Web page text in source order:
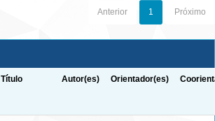
Anterior 1 Próximo
Título Autor(es) Orientador(es)